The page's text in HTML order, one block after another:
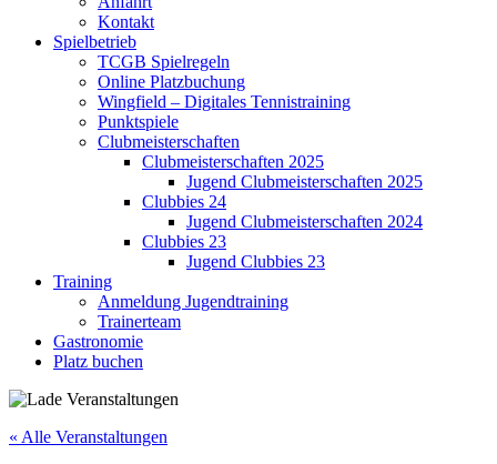
Kontakt
Spielbetrieb
TCGB Spielregeln
Online Platzbuchung
Wingfield – Digitales Tennistraining
Punktspiele
Clubmeisterschaften
Clubmeisterschaften 2025
Jugend Clubmeisterschaften 2025
Clubbies 24
Jugend Clubmeisterschaften 2024
Clubbies 23
Jugend Clubbies 23
Training
Anmeldung Jugendtraining
Trainerteam
Gastronomie
Platz buchen
« Alle Veranstaltungen